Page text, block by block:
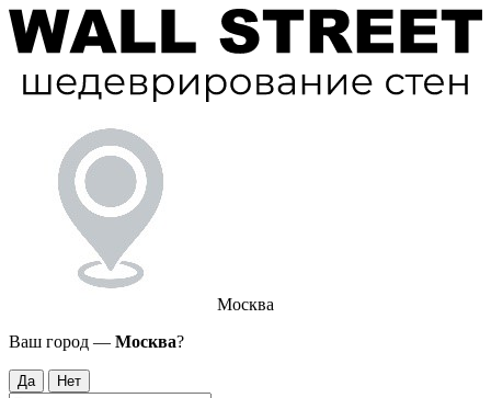
Москва
Ваш город — Москва?
Да Нет